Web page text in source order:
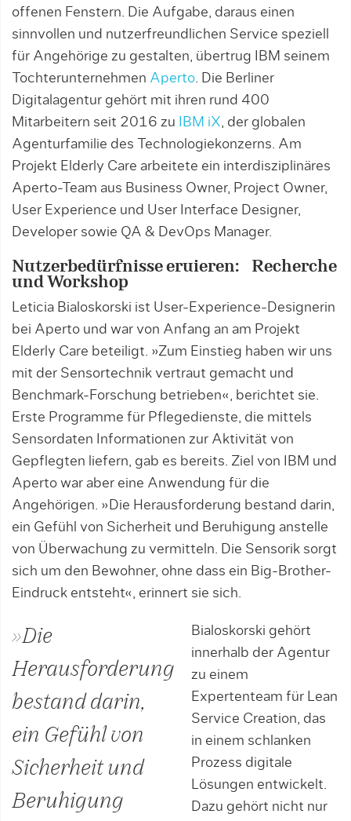
offenen Fenstern. Die Aufgabe, daraus einen
sinnvollen und nutzerfreundlichen Service speziell
für Angehörige zu gestalten, übertrug IBM seinem
Tochterunternehmen Aperto. Die Berliner
Digitalagentur gehört mit ihren rund 400
Mitarbeitern seit 2016 zu
IBM iX, der globalen
Agenturfamilie des Technologiekonzerns. Am
Projekt Elderly Care arbeitete ein interdisziplinäres
Aperto-Team aus Business Owner, Project Owner,
User Experience und User Interface Designer,
Developer sowie QA & DevOps Manager.
Nutzerbedürfnisse eruieren: Recherche
und Workshop
Leticia Bialoskorski ist User-Experience-Designerin
bei Aperto und war von Anfang an am Projekt
Elderly Care beteiligt. »Zum Einstieg haben wir uns
mit der Sensortechnik vertraut gemacht und
Benchmark-Forschung betrieben«, berichtet sie.
Erste Programme für Pflegedienste, die mittels
Sensordaten Informationen zur Aktivität von
Gepflegten liefern, gab es bereits. Ziel von IBM und
Aperto war aber eine Anwendung für die
Angehörigen. »Die Herausforderung bestand darin,
ein Gefühl von Sicherheit und Beruhigung anstelle
von Überwachung zu vermitteln. Die Sensorik sorgt
sich um den Bewohner, ohne dass ein Big-Brother-
Eindruck entsteht«, erinnert sie sich.
»Die
Herausforderung
bestand darin,
ein Gefühl von
Sicherheit und
Beruhigung
Bialoskorski gehört
innerhalb der Agentur
zu einem
Expertenteam für Lean
Service Creation, das
in einem schlanken
Prozess digitale
Lösungen entwickelt.
Dazu gehört nicht nur